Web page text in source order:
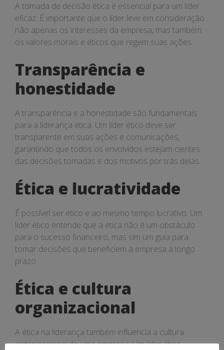
A tomada de decisão ética é essencial para um líder
eficaz. É importante que o líder leve em consideração
não apenas os interesses da empresa, mas também
os valores morais e éticos que regem suas ações.
Transparência e
honestidade
A transparência e a honestidade são fundamentais
para a liderança ética. Um líder ético deve ser
transparente em suas ações e comunicações,
garantindo que todos os envolvidos estejam cientes
das decisões tomadas e dos motivos por trás delas.
Ética e lucratividade
É possível ser ético e ao mesmo tempo lucrativo. Um
líder ético entende que a ética não é um obstáculo
para o sucesso financeiro, mas sim um guia para
tomar decisões que beneficiem a empresa a longo
prazo.
Ética e cultura
organizacional
A ética na liderança também influencia a cultura
organizacional de uma empresa. Um líder ético